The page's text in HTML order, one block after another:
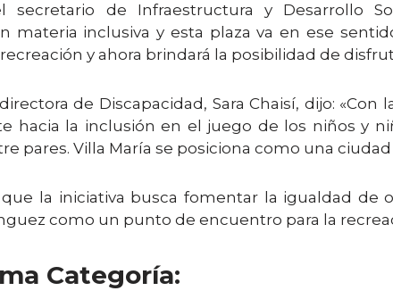
secretario de Infraestructura y Desarrollo
materia inclusiva y esta plaza va en ese
y ahora brindará la posibilidad de
de Discapacidad, Sara Chaisí, dijo:
hacia la inclusión en el juego de los niños y
pares. Villa María se posiciona como una
la iniciativa busca fomentar la igualdad de
como un punto de encuentro para la
Categoría: